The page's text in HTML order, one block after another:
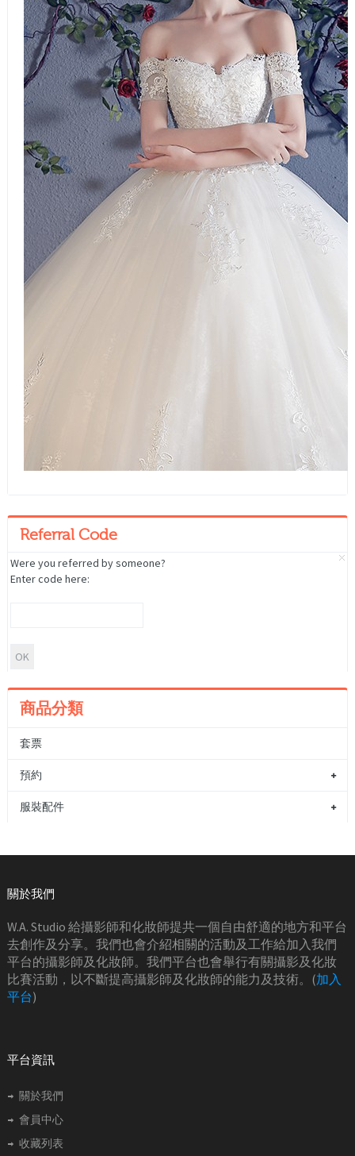
Referral Code
Were you referred by someone?
Enter code here:
商品分類
套票
預約
服裝配件
關於我們
W.A. Studio 給攝影師和化妝師提共一個自由舒適的地方和平台
去創作及分享。我們也會介紹相關的活動及工作給加入我們
平台的攝影師及化妝師。我們平台也會舉行有關攝影及化妝
比賽活動，以不斷提高攝影師及化妝師的能力及技術。(加入
平台)
平台資訊
關於我們
會員中心
收藏列表